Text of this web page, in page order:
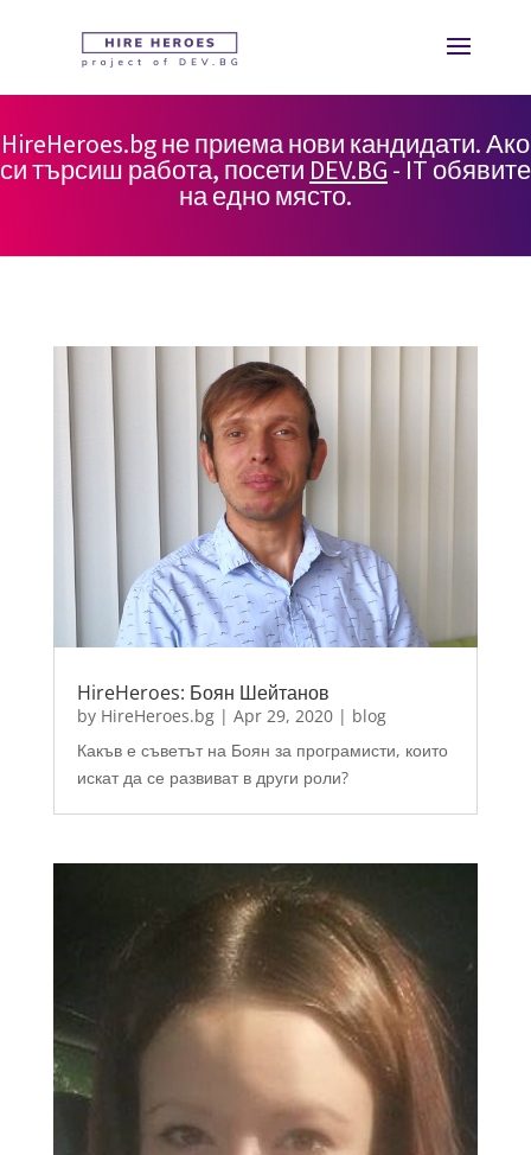
HireHeroes.bg не приема нови кандидати. Ако
си търсиш работа, посети DEV.BG - IT обявите
на едно място.
HireHeroes: Боян Шейтанов
by HireHeroes.bg| Apr 29, 2020| blog
Какъв е съветът на Боян за програмисти, които
искат да се развиват в други роли?